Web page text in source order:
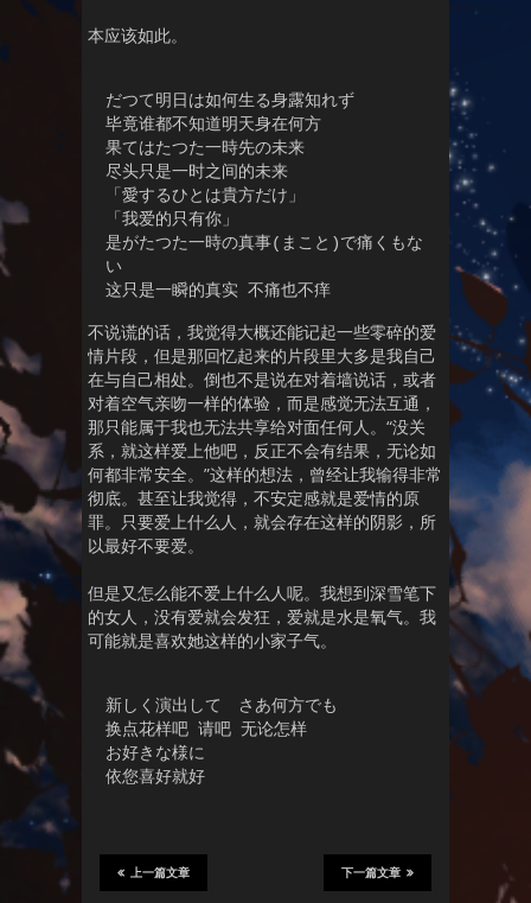
本应该如此。
だつて明日は如何生る身露知れず
毕竟谁都不知道明天身在何方
果てはたつた一時先の未来
尽头只是一时之间的未来
「愛するひとは貴方だけ」
「我爱的只有你」
是がたつた一時の真事(まこと)で痛くもな
い
这只是一瞬的真实 不痛也不痒
不说谎的话，我觉得大概还能记起一些零碎的爱
情片段，但是那回忆起来的片段里大多是我自己
在与自己相处。倒也不是说在对着墙说话，或者
对着空气亲吻一样的体验，而是感觉无法互通，
那只能属于我也无法共享给对面任何人。“没关
系，就这样爱上他吧，反正不会有结果，无论如
何都非常安全。”这样的想法，曾经让我输得非常
彻底。甚至让我觉得，不安定感就是爱情的原
罪。只要爱上什么人，就会存在这样的阴影，所
以最好不要爱。
但是又怎么能不爱上什么人呢。我想到深雪笔下
的女人，没有爱就会发狂，爱就是水是氧气。我
可能就是喜欢她这样的小家子气。
新しく演出して　さあ何方でも
换点花样吧 请吧 无论怎样
お好きな様に
依您喜好就好
下一篇文章
上一篇文章